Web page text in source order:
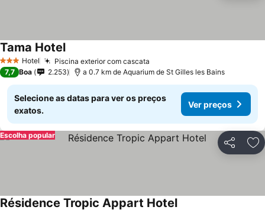
3 EstrelasHotel Piscina exterior com cascata
Tama Hotel
7,7 Boa 2.253 a 0.7 km de Aquarium de St Gilles les Bains
Selecione as datas para ver os preços
exatos.
Ver preços
Partilhar
Escolha popular
Résidence Tropic Appart Hotel